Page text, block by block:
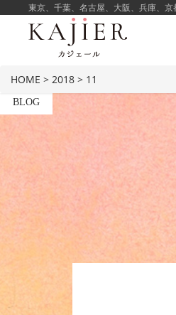
東京、千葉、名古屋、大阪、兵庫、
HOME > 2018 > 11
BLOG